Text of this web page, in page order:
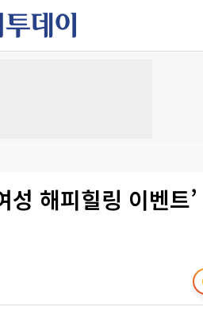
해피힐링 이벤트’